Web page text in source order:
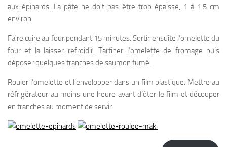
aux épinards. La pâte ne doit pas être trop épaisse, 1 à 1,5 cm
environ.
Faire cuire au four pendant 15 minutes. Sortir ensuite l’omelette du
four et la laisser refroidir. Tartiner l’omelette de fromage puis
déposer quelques tranches de saumon fumé.
Rouler l’omelette et l’envelopper dans un film plastique. Mettre au
réfrigérateur au moins une heure avant d’ôter le film et découper
en tranches au moment de servir.